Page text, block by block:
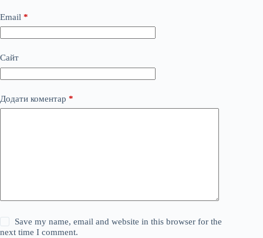
Email *
Сайт
Додати коментар *
Save my name, email and website in this browser for the
next time I comment.